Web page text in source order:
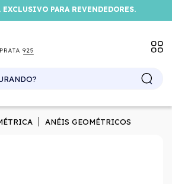
PARA REVENDEDORES.
ANÉIS GEOMÉTRICOS